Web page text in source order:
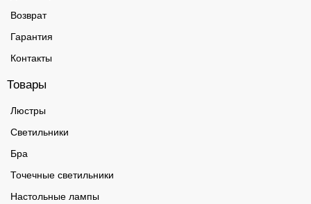
Возврат
Гарантия
Контакты
Товары
Люстры
Светильники
Бра
Точечные светильники
Настольные лампы